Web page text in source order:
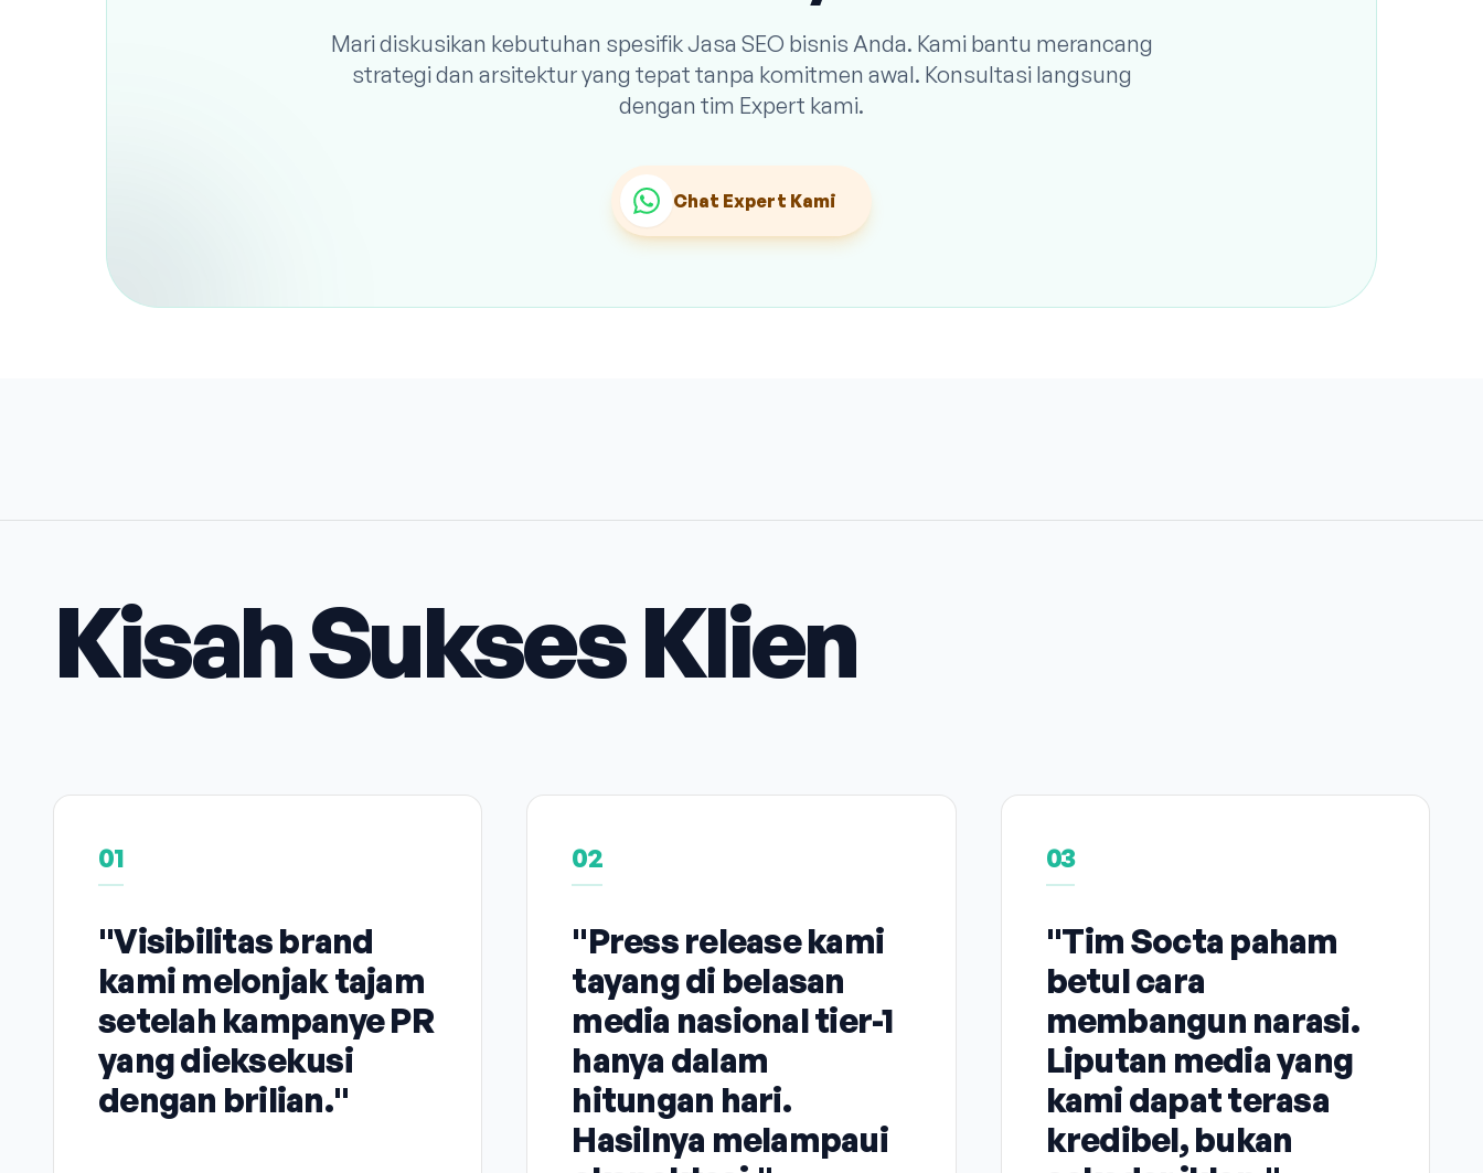
Mari diskusikan kebutuhan spesifik Jasa SEO bisnis Anda. Kami bantu merancang
strategi dan arsitektur yang tepat tanpa komitmen awal. Konsultasi langsung
dengan tim Expert kami.
Chat Expert Kami
Kisah Sukses Klien
01
"Visibilitas brand
kami melonjak tajam
setelah kampanye PR
yang dieksekusi
dengan brilian."
02
"Press release kami
tayang di belasan
media nasional tier-1
hanya dalam
hitungan hari.
Hasilnya melampaui
03
"Tim Socta paham
betul cara
membangun narasi.
Liputan media yang
kami dapat terasa
kredibel, bukan